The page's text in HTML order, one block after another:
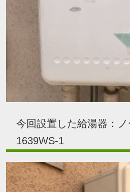
今回設置した給湯器：
1639WS-1